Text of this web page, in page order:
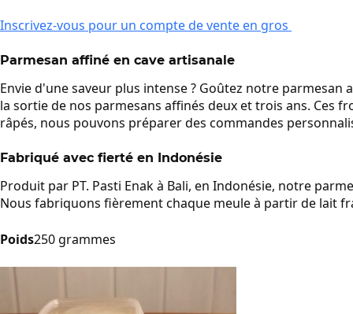
Inscrivez-vous pour un compte de vente en gros
Parmesan affiné en cave artisanale
Envie d'une saveur plus intense ? Goûtez notre
la sortie de nos parmesans affinés deux et trois ans. Ces
râpés, nous pouvons préparer des commandes
Fabriqué avec fierté en Indonésie
Produit par PT. Pasti Enak à Bali, en Indonésie, notre
Nous fabriquons fièrement chaque meule à partir de lait
Poids250 grammes